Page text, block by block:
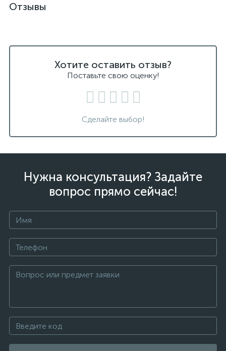
Отзывы
Хотите оставить отзыв?
Поставьте свою оценку!
Сделайте выбор!
Нужна консультация? Задайте
вопрос прямо сейчас!